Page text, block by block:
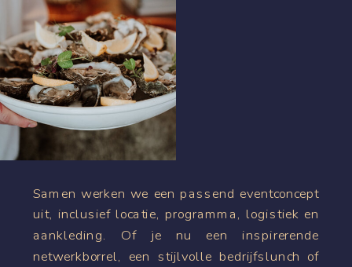
Samen werken we een passend eventconcept
uit, inclusief locatie, programma, logistiek en
aankleding. Of je nu een inspirerende
netwerkborrel, een stijlvolle bedrijfslunch of